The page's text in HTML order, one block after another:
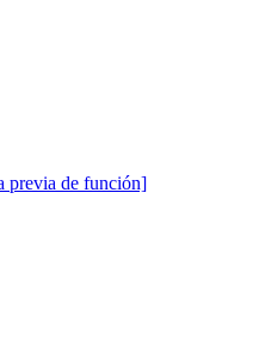
previa de función]